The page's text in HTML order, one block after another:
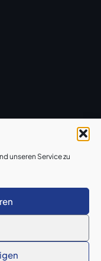
unseren Service zu
·Lechtingen·Bramsche